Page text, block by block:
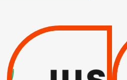
VIOLATIONS DES